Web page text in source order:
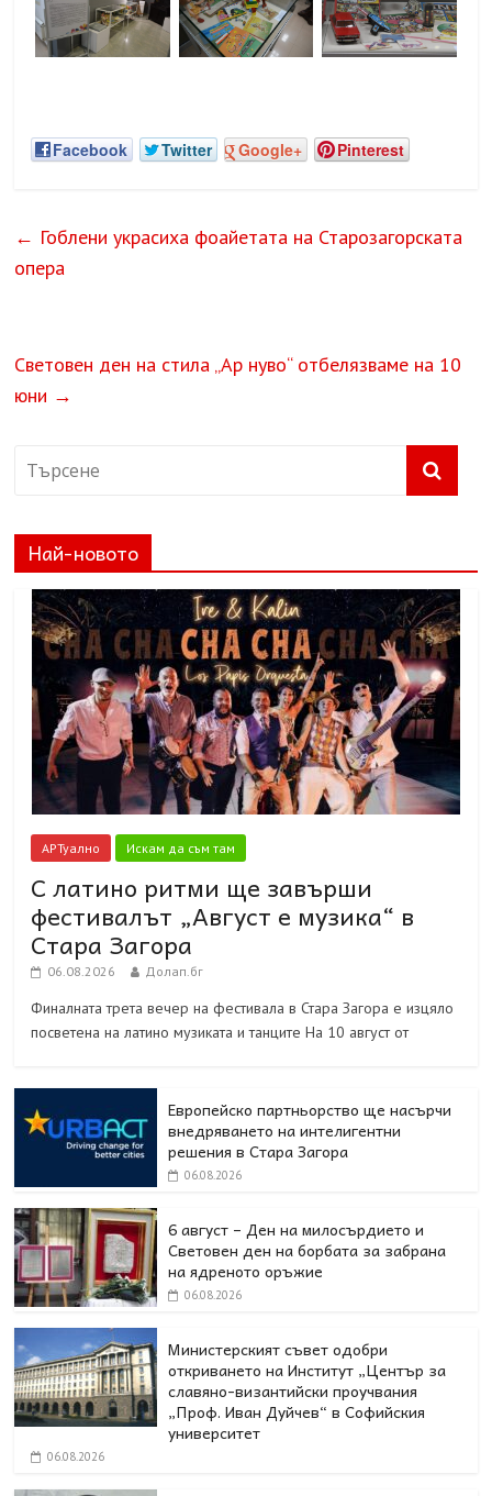
Facebook Twitter Google+ Pinterest
← Гоблени украсиха фоайетата на Старозагорската
опера
Световен ден на стила „Ар нуво“ отбелязваме на 10
юни →
Най-новото
АРТуално Искам да съм там
С латино ритми ще завърши
фестивалът „Август е музика“ в
Стара Загора
06.08.2026 Долап.бг
Финалната трета вечер на фестивала в Стара Загора е изцяло
посветена на латино музиката и танците На 10 август от
Европейско партньорство ще насърчи
внедряването на интелигентни
решения в Стара Загора
06.08.2026
6 август – Ден на милосърдието и
Световен ден на борбата за забрана
на ядреното оръжие
06.08.2026
Министерският съвет одобри
откриването на Институт „Център за
славяно-византийски проучвания
„Проф. Иван Дуйчев“ в Софийския
университет
06.08.2026